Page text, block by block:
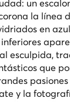
un
la línea
en
esculpida,
que
y la